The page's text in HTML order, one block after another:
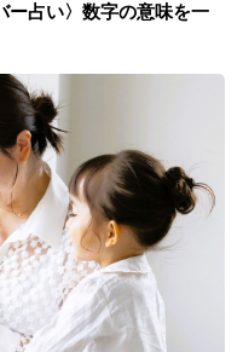
ー占い〉数字の意味を一